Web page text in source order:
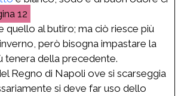
12
al butiro; ma ciò riesce più
però bisogna impastare la
tenera della precedente.
Regno di Napoli ove si scarseggia
si deve far uso dello